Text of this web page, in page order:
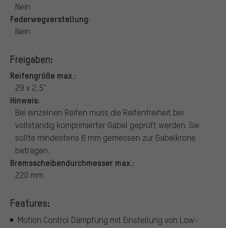
Nein
Federwegverstellung:
Nein
Freigaben:
Reifengröße max.:
29 x 2,5"
Hinweis:
Bei einzelnen Reifen muss die Reifenfreiheit bei
vollständig komprimierter Gabel geprüft werden. Sie
sollte mindestens 6 mm gemessen zur Gabelkrone
betragen.
Bremsscheibendurchmesser max.:
220 mm
Features:
Motion Control Dämpfung mit Einstellung von Low-